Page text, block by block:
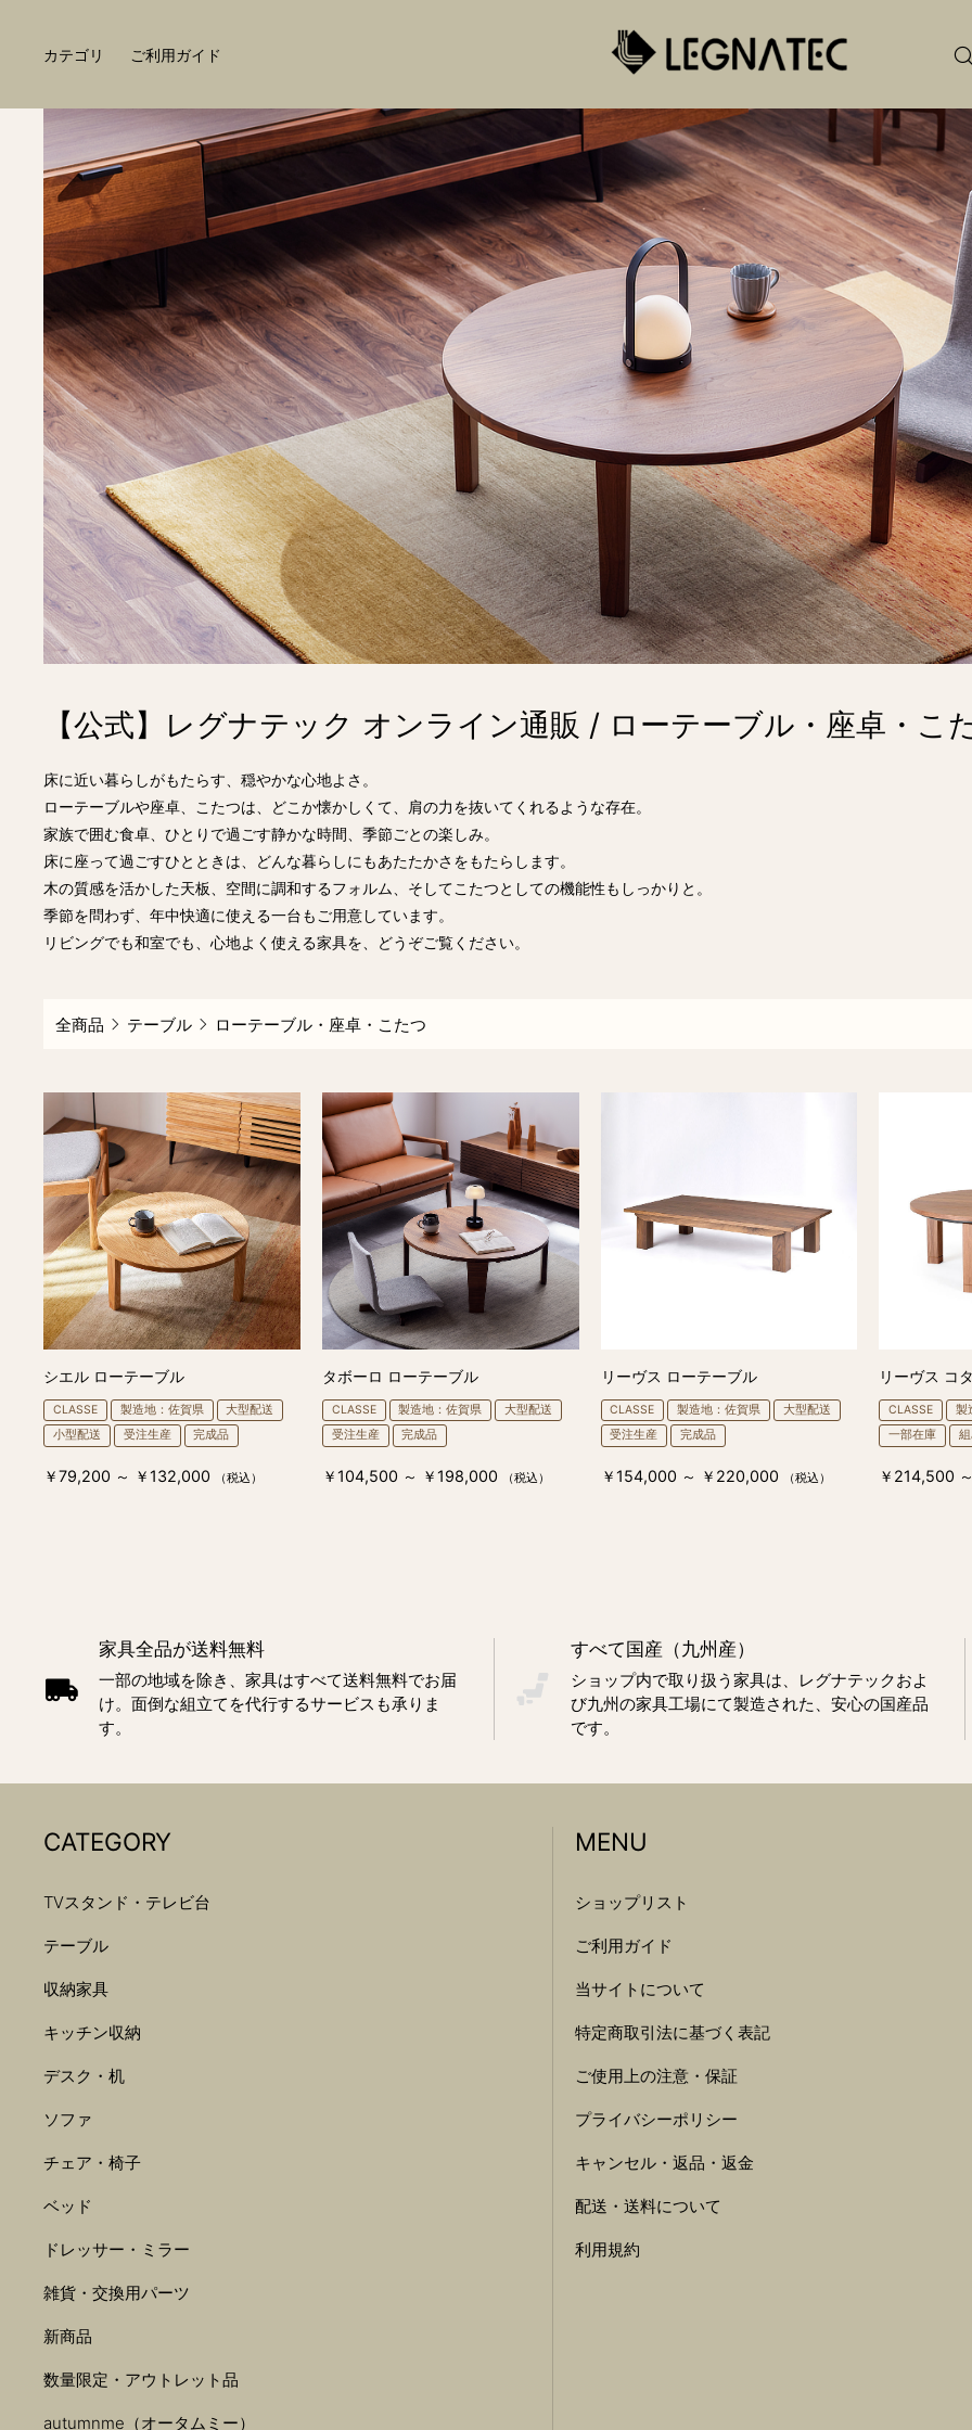
カテゴリ ご利用ガイド
【公式】レグナテック オンライン通販 / ローテーブル・座卓・こ
床に近い暮らしがもたらす、穏やかな心地よさ。
ローテーブルや座卓、こたつは、どこか懐かしくて、肩の力を抜いてくれるような存在。
家族で囲む食卓、ひとりで過ごす静かな時間、季節ごとの楽しみ。
床に座って過ごすひとときは、どんな暮らしにもあたたかさをもたらします。
木の質感を活かした天板、空間に調和するフォルム、そしてこたつとしての機能性もしっかりと。
季節を問わず、年中快適に使える一台もご用意しています。
リビングでも和室でも、心地よく使える家具を、どうぞご覧ください。
全商品 テーブル ローテーブル・座卓・こたつ
シエル ローテーブル
CLASSE 製造地：佐賀県
大型配送
小型配送
受注生産 完成品
￥79,200 ～ ￥132,000 （税込）
タボーロ ローテーブル
CLASSE 製造地：佐賀県
大型配送
受注生産
完成品
￥104,500 ～ ￥198,000 （税込）
リーヴス ローテーブル
CLASSE 製造地：佐賀県
大型配送
受注生産
完成品
￥154,000 ～ ￥220,000 （税込）
リーヴス コ
CLASSE
製
一部在庫
￥214,500
家具全品が送料無料
一部の地域を除き、家具はすべて送料無料でお届
け。面倒な組立てを代行するサービスも承りま
す。
すべて国産（九州産）
ショップ内で取り扱う家具は、レグナテックおよ
び九州の家具工場にて製造された、安心の国産品
です。
CATEGORY
TVスタンド・テレビ台
テーブル
収納家具
キッチン収納
デスク・机
ソファ
チェア・椅子
ベッド
ドレッサー・ミラー
雑貨・交換用パーツ
新商品
数量限定・アウトレット品
autumnme（オータムミー）
MENU
ショップリスト
ご利用ガイド
当サイトについて
特定商取引法に基づく表記
ご使用上の注意・保証
プライバシーポリシー
キャンセル・返品・返金
配送・送料について
利用規約